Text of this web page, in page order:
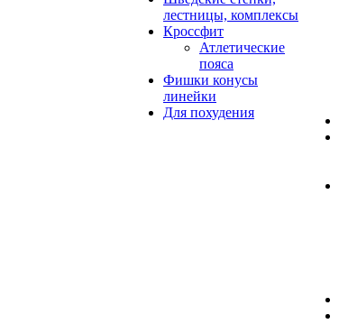
лестницы, комплексы
Кроссфит
Атлетические
пояса
Фишки конусы
линейки
Для похудения